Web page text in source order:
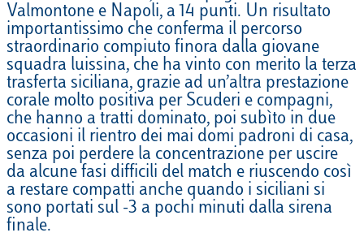
Valmontone e Napoli, a 14 punti. Un risultato
importantissimo che conferma il percorso
straordinario compiuto finora dalla giovane
squadra luissina, che ha vinto con merito la terza
trasferta siciliana, grazie ad un’altra prestazione
corale molto positiva per Scuderi e compagni,
che hanno a tratti dominato, poi subìto in due
occasioni il rientro dei mai domi padroni di casa,
senza poi perdere la concentrazione per uscire
da alcune fasi difficili del match e riuscendo così
a restare compatti anche quando i siciliani si
sono portati sul -3 a pochi minuti dalla sirena
finale.